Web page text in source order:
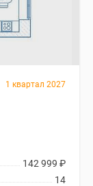
1 квартал 2027
142 999 ₽
14